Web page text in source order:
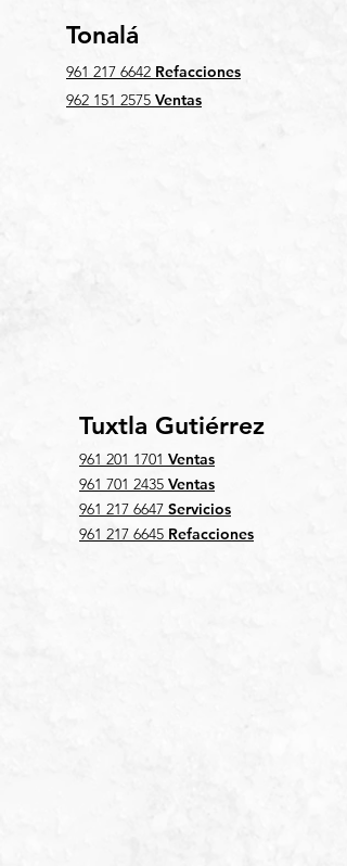
Tonalá
961 217 6642 Refacciones
962 151 2575 Ventas
Tuxtla Gutiérrez
961 201 1701 Ventas
961 701 2435 Ventas
961 217 6647 Servicios
961 217 6645 Refacciones